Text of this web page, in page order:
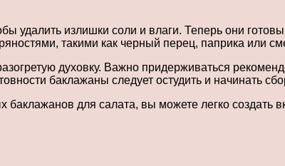
удалить излишки соли и влаги. Теперь они
такими как черный перец, паприка или
духовку. Важно придерживаться
баклажаны следует остудить и начинать
для салата, вы можете легко создать